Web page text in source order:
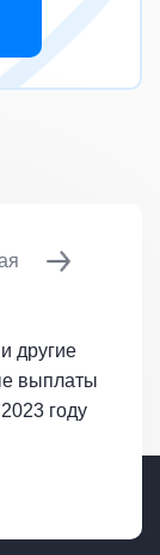
другие
выплаты
году